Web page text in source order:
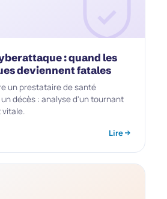
: quand les
deviennent fatales
un prestataire de santé
décès : analyse d'un tournant
vitale.
Lire